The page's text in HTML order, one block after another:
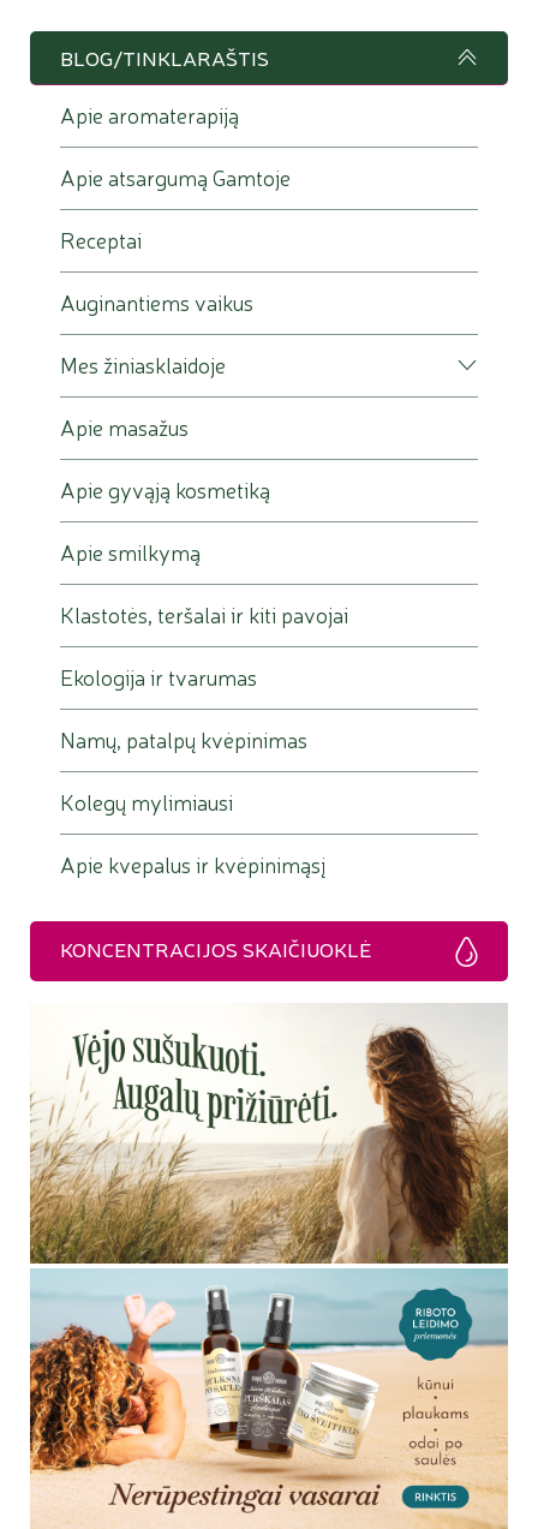
BLOG/TINKLARAŠTIS
Apie aromaterapiją
Apie atsargumą Gamtoje
Receptai
Auginantiems vaikus
Mes žiniasklaidoje
Apie masažus
Apie gyvąją kosmetiką
Apie smilkymą
Klastotės, teršalai ir kiti pavojai
Ekologija ir tvarumas
Namų, patalpų kvėpinimas
Kolegų mylimiausi
Apie kvepalus ir kvėpinimąsį
KONCENTRACIJOS SKAIČIUOKLĖ